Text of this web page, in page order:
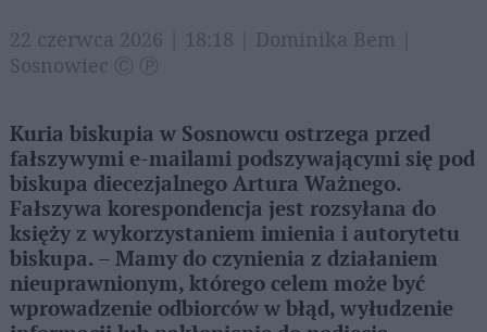
22 czerwca 2026 | 18:18 | Dominika Bem |
Sosnowiec Ⓒ Ⓟ
Kuria biskupia w Sosnowcu ostrzega przed
fałszywymi e-mailami podszywającymi się pod
biskupa diecezjalnego Artura Ważnego.
Fałszywa korespondencja jest rozsyłana do
księży z wykorzystaniem imienia i autorytetu
biskupa. – Mamy do czynienia z działaniem
nieuprawnionym, którego celem może być
wprowadzenie odbiorców w błąd, wyłudzenie